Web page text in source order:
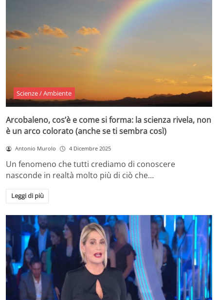
Scienze / Ambiente
Arcobaleno, cos’è e come si forma: la scienza rivela, non
è un arco colorato (anche se ti sembra così)
Antonio Murolo 4 Dicembre 2025
Un fenomeno che tutti crediamo di conoscere
nasconde in realtà molto più di ciò che…
Leggi di più